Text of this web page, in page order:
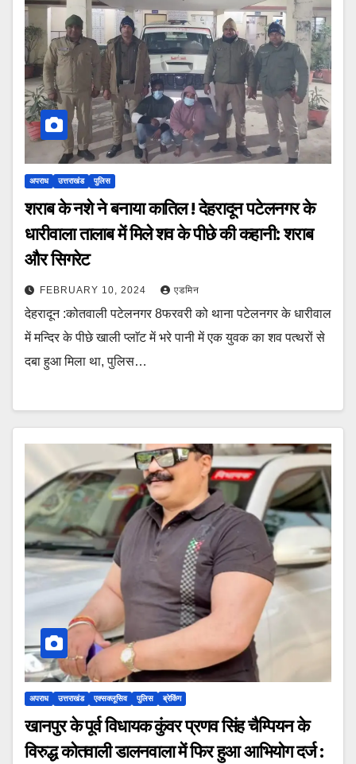
अपराध उत्तराखंड पुलिस
शराब के नशे ने बनाया कातिल ! देहरादून पटेलनगर के
धारीवाला तालाब में मिले शव के पीछे की कहानी: शराब
और सिगरेट
FEBRUARY 10, 2024 एडमिन
देहरादून :कोतवाली पटेलनगर 8फरवरी को थाना पटेलनगर के धारीवाल
में मन्दिर के पीछे खाली प्लाॅट में भरे पानी में एक युवक का शव पत्थरों से
दबा हुआ मिला था, पुलिस…
अपराध उत्तराखंड एक्सक्लूसिव पुलिस ब्रेकिंग
खानपुर के पूर्व विधायक कुंवर प्रणव सिंह चैम्पियन के
विरुद्ध कोतवाली डालनवाला में फिर हुआ आभियोग दर्ज :